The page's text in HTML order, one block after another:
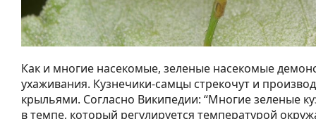
Как и многие насекомые, зеленые насекомые
ухаживания. Кузнечики-самцы стрекочут и
крыльями. Согласно Википедии: “Многие зеленые
в темпе, который регулируется температурой